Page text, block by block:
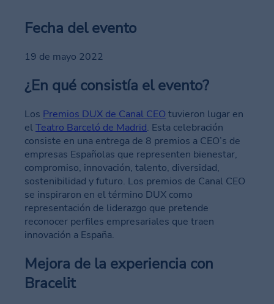
Contactar
Fecha del evento
19 de mayo 2022
¿En qué consistía el evento?
Los Premios DUX de Canal CEO tuvieron lugar en
elTeatro Barceló de Madrid. Esta celebración
consiste en una entrega de 8 premios a CEO’s de
empresas Españolas que representen bienestar,
compromiso, innovación, talento, diversidad,
sostenibilidad y futuro. Los premios de Canal CEO
se inspiraron en el término DUX como
representación de liderazgo que pretende
reconocer perfiles empresariales que traen
innovación a España.
Mejora de la experiencia con
Bracelit